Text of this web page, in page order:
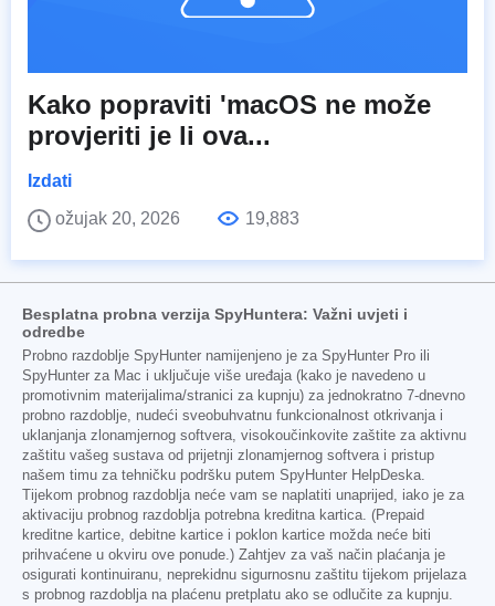
Kako popraviti 'macOS ne može
provjeriti je li ova...
Izdati
ožujak 20, 2026
19,883
Besplatna probna verzija SpyHuntera: Važni uvjeti i
odredbe
Probno razdoblje SpyHunter namijenjeno je za SpyHunter Pro ili
SpyHunter za Mac i uključuje više uređaja (kako je navedeno u
promotivnim materijalima/stranici za kupnju) za jednokratno 7-dnevno
probno razdoblje, nudeći sveobuhvatnu funkcionalnost otkrivanja i
uklanjanja zlonamjernog softvera, visokoučinkovite zaštite za aktivnu
zaštitu vašeg sustava od prijetnji zlonamjernog softvera i pristup
našem timu za tehničku podršku putem SpyHunter HelpDeska.
Tijekom probnog razdoblja neće vam se naplatiti unaprijed, iako je za
aktivaciju probnog razdoblja potrebna kreditna kartica. (Prepaid
kreditne kartice, debitne kartice i poklon kartice možda neće biti
prihvaćene u okviru ove ponude.) Zahtjev za vaš način plaćanja je
osigurati kontinuiranu, neprekidnu sigurnosnu zaštitu tijekom prijelaza
s probnog razdoblja na plaćenu pretplatu ako se odlučite za kupnju.